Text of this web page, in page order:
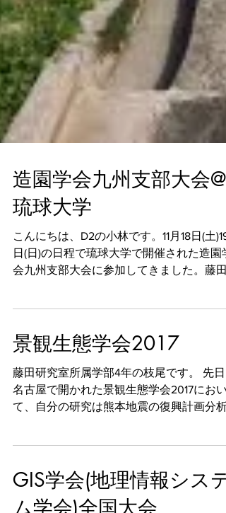
造園学会九州支部大会@
琉球大学
こんにちは、D2の小林です。11月18日(土)19
日(日)の日程で琉球大学で開催された造園
のメンバーは全員口頭発表を行いました。
員が無事に発表を終えることができました
...
景観生態学会2017
藤田研究室所属学部4年の枝尾です。 先日
名古屋で開かれた景観生態学会2017におい
そして、それに基づく現地調査まで行い、
ターにまとめ、なかなかのできに満足して
たので、ポスター賞を狙って頑張...
GIS学会(地理情報システ